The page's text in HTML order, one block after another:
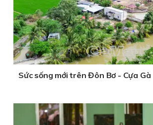
Sức sống mới trên Đôn Bơ - Cựa Gà